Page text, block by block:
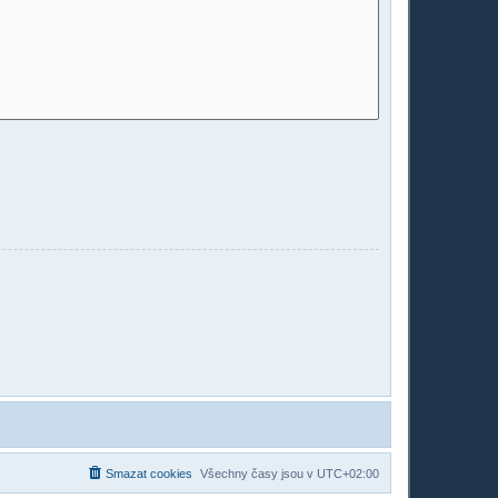
Všechny časy jsou v UTC+02:00
Smazat cookies